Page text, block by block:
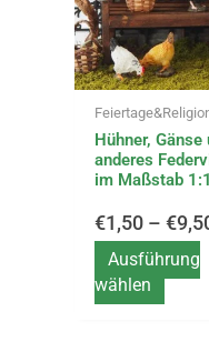
Hühner, Gänse
anderes
im Maßstab
€1,50 –€
Ausführung
wählen
auf.
Die
auf
der
werden